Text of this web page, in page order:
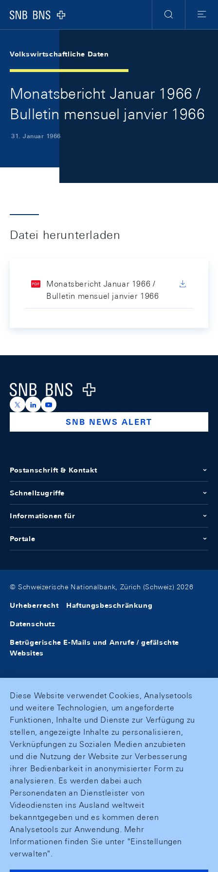
Logo
Suche
Menu
Volkswirtschaftliche Daten
Monatsbericht Januar 1966 /
Bulletin mensuel janvier 1966
31. Januar 1966
Datei herunterladen
Monatsbericht Januar 1966 /
Bulletin mensuel janvier 1966
Logo
https://x.com/snb_bns
https://ch.linkedin.com/company/swiss-national-
https://www.youtube.com/@swissnationalbank
SNB NEWS ALERT
Postanschrift & Kontakt
Schnellzugriffe
Informationen für
Portale
© Schweizerische Nationalbank, Zürich (Schweiz) 2026
Urheberrecht Haftungsbeschränkung
Datenschutz
Betrügerische E-Mails und Anrufe / gefälschte
Websites
Diese Website verwendet Cookies, Analysetools
und weitere Technologien, um angeforderte
Funktionen, Inhalte und Dienste zur Verfügung zu
stellen, angezeigte Inhalte zu personalisieren,
Verknüpfungen zu Sozialen Medien anzubieten
und die Nutzung der Website zur Verbesserung
ihrer Bedienbarkeit in anonymisierter Form zu
analysieren. Es werden dabei auch
Personendaten an Dienstleister von
Videodiensten ins Ausland weltweit
bekanntgegeben und es kommen deren
Analysetools zur Anwendung. Mehr
Informationen finden Sie unter "Einstellungen
verwalten".